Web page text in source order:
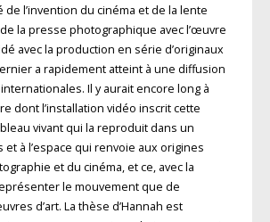
l’invention du cinéma et de la lente
la presse photographique avec l’œuvre
avec la production en série d’originaux
a rapidement atteint à une diffusion
Il y aurait encore long à
dont l’installation vidéo inscrit cette
vivant qui la reproduit dans un
à l’espace qui renvoie aux origines
et du cinéma, et ce, avec la
le mouvement que de
d’art. La thèse d’Hannah est